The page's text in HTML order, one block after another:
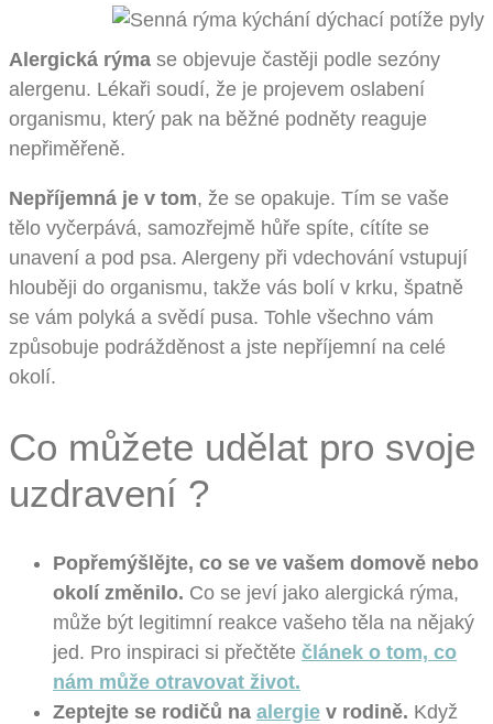
Alergická rýma se objevuje častěji podle sezóny
alergenu. Lékaři soudí, že je projevem oslabení
organismu, který pak na běžné podněty reaguje
nepřiměřeně.
Nepříjemná je v tom, že se opakuje. Tím se vaše
tělo vyčerpává, samozřejmě hůře spíte, cítíte se
unavení a pod psa. Alergeny při vdechování vstupují
hlouběji do organismu, takže vás bolí v krku, špatně
se vám polyká a svědí pusa. Tohle všechno vám
způsobuje podrážděnost a jste nepříjemní na celé
okolí.
Co můžete udělat pro svoje
uzdravení ?
Popřemýšlějte, co se ve vašem domově nebo
okolí změnilo. Co se jeví jako alergická rýma,
může být legitimní reakce vašeho těla na nějaký
jed. Pro inspiraci si přečtěte článek o tom, co
nám může otravovat život.
Zeptejte se rodičů na alergie v rodině. Když